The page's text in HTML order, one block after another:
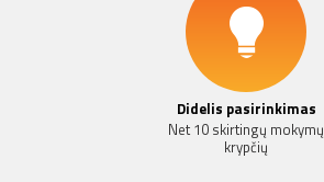
Didelis pasirinkimas
Net 10 skirtingų mokymų
krypčių